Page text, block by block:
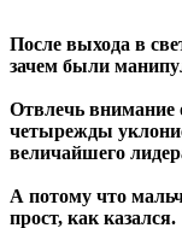
После выхода в
зачем были
Отвлечь внимание
четырежды
величайшего
А потому что
прост, как казался.